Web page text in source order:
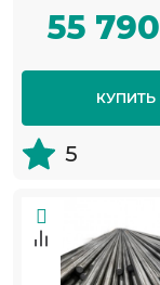
55 790
КУПИТЬ
5